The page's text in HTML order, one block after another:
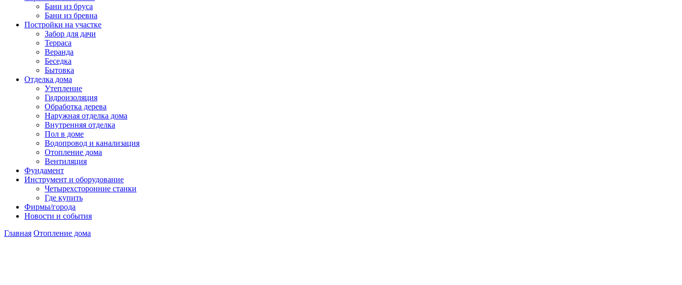
Бани из бруса
Бани из бревна
Постройки на участке
Забор для дачи
Терраса
Веранда
Беседка
Бытовка
Отделка дома
Утепление
Гидроизоляция
Обработка дерева
Наружная отделка дома
Внутренняя отделка
Пол в доме
Водопровод и канализация
Отопление дома
Вентиляция
Фундамент
Инструмент и оборудование
Четырехсторонние станки
Где купить
Фирмы/города
Новости и события
Главная Отопление дома